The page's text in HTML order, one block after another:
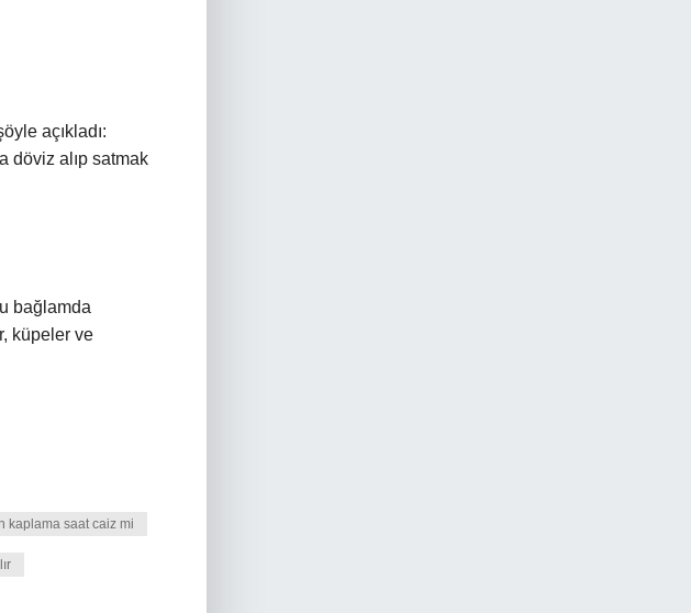
açıkladı:
döviz alıp satmak
bağlamda
küpeler ve
kaplama saat caiz mi